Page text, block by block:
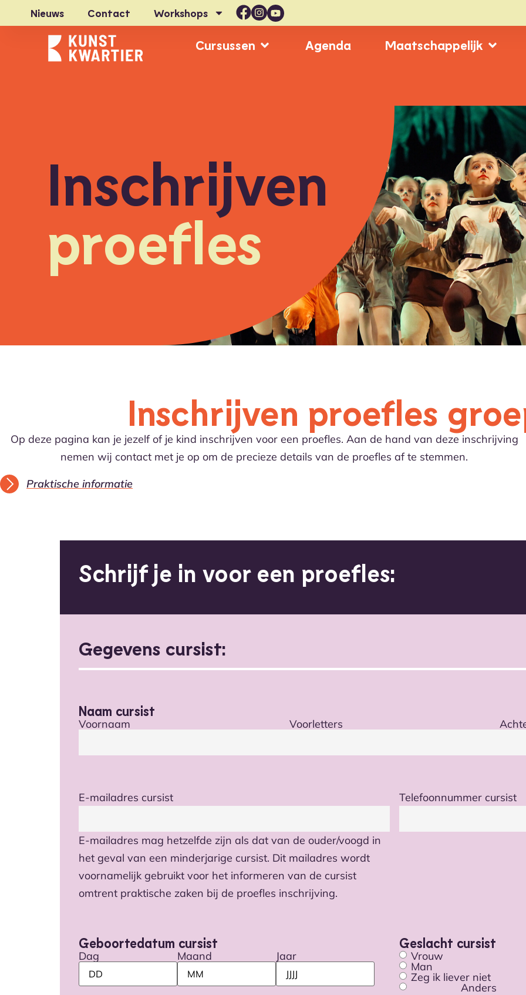
Nieuws Contact Workshops
Cursussen Agenda Maatschappelijk
Inschrijven
proefles
Inschrijven proefles
Op deze pagina kan je jezelf of je kind inschrijven voor een proefles. Aan de hand van deze inschrijving
nemen wij contact met je op om de precieze details van de proefles af te stemmen.
Praktische informatie
Schrijf je in voor een proefles:
Gegevens cursist:
Naam cursist
Voornaam Voorletters
E-mailadres cursist
E-mailadres mag hetzelfde zijn als dat van de ouder/voogd in
het geval van een minderjarige cursist. Dit mailadres wordt
voornamelijk gebruikt voor het informeren van de cursist
omtrent praktische zaken bij de proefles inschrijving.
Telefoonnummer cursist
Geboortedatum cursist
Dag Maand Jaar
Geslacht cursist
Vrouw
Man
Zeg ik liever niet
Anders